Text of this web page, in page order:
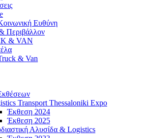
Ευθύνη
Περιβάλλον
& VAN
& Van
Transport Thessaloniki Expo
Έκθεση 2024
Έκθεση 2025
Αλυσίδα & Logistics